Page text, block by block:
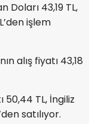
43,19 TL,
işlem
alış fiyatı 43,18
50,44 TL, İngiliz
satılıyor.